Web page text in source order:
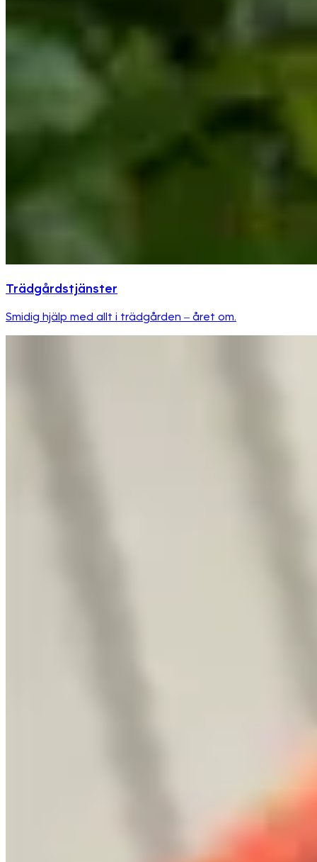
Trädgårdstjänster
Smidig hjälp med allt i trädgården – året om.